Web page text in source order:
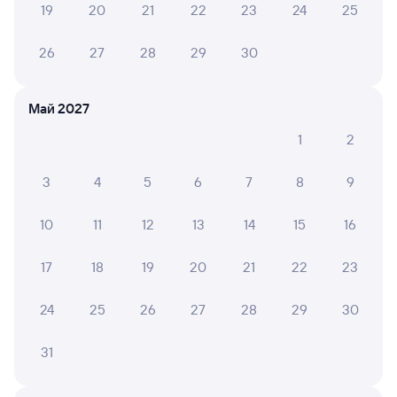
Онлайн-покупка за 4 минуты
Онлайн-возврат билетов без очереди в кассу
СМС-сопровождение до посадки в поезд
Частые вопросы
Что нужно, чтобы сесть в поезд?
на другой поезд?
19 20 21 22 23 24 25
26 27 28 29 30
Май 2027
1
2
3 4 5 6 7 8 9
10 11 12 13 14 15 16
17 18 19 20 21 22 23
24 25 26 27 28 29 30
31